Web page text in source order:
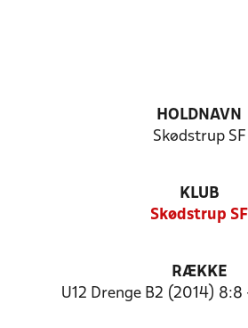
HOLDNAVN
Skødstrup SF
KLUB
Skødstrup SF
RÆKKE
U12 Drenge B2 (2014)